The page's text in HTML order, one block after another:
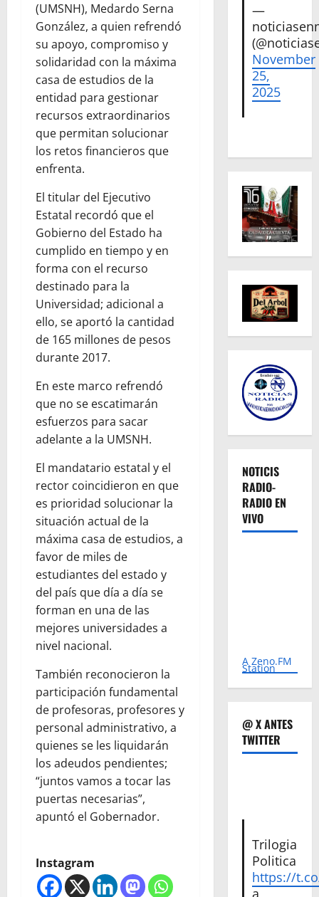
(UMSNH), Medardo Serna
González, a quien refrendó
su apoyo, compromiso y
solidaridad con la máxima
casa de estudios de la
entidad para gestionar
recursos extraordinarios
que permitan solucionar
los retos financieros que
enfrenta.
El titular del Ejecutivo
Estatal recordó que el
Gobierno del Estado ha
cumplido en tiempo y en
forma con el recurso
destinado para la
Universidad; adicional a
ello, se aportó la cantidad
de 165 millones de pesos
durante 2017.
En este marco refrendó
que no se escatimarán
esfuerzos para sacar
adelante a la UMSNH.
El mandatario estatal y el
rector coincidieron en que
es prioridad solucionar la
situación actual de la
máxima casa de estudios, a
favor de miles de
estudiantes del estado y
del país que día a día se
forman en una de las
mejores universidades a
nivel nacional.
También reconocieron la
participación fundamental
de profesoras, profesores y
personal administrativo, a
quienes se les liquidarán
los adeudos pendientes;
“juntos vamos a tocar las
puertas necesarias”,
apuntó el Gobernador.
Instagram
—
November
25,
2025
NOTICIS
RADIO-
RADIO EN
VIVO
A Zeno.FM
Station
@ X ANTES
TWITTER
Trilogia
Politica
https://